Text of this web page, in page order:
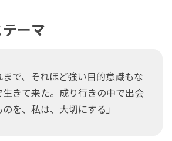
ーマ
で、それほど強い目的意識もな
生きて来た。成り行きの中で出会
を、私は、大切にする」